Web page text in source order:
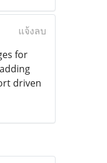
แจ้งลบ
for
driven